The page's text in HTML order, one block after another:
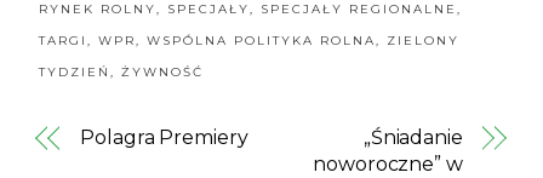
RYNEK ROLNY, SPECJAŁY, SPECJAŁY REGIONALNE,
TARGI,WPR,WSPÓLNA POLITYKA ROLNA, ZIELONY
TYDZIEŃ,ŻYWNOŚĆ
Polagra Premiery
„Śniadanie
noworoczne” w